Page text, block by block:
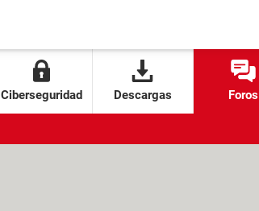
Ciberseguridad Descargas Foros